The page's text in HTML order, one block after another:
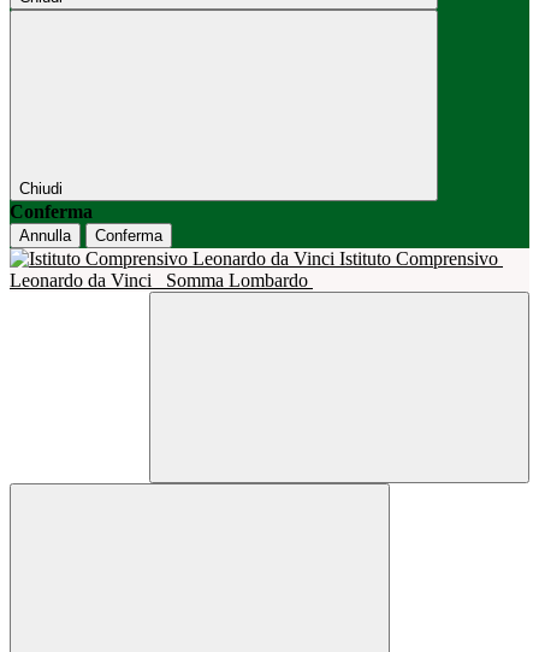
Chiudi
Conferma
Annulla Conferma
Istituto Comprensivo
Leonardo da Vinci
Somma Lombardo